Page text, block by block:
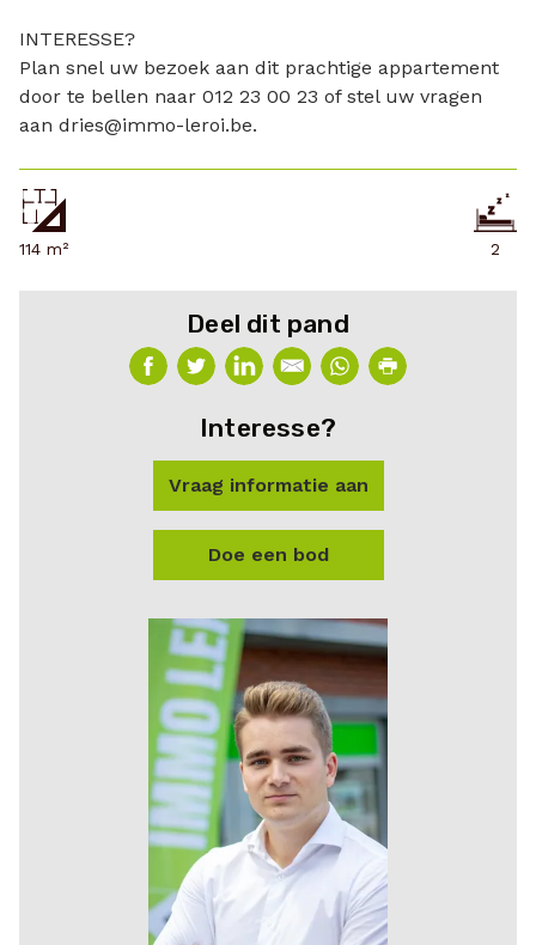
INTERESSE?
Plan snel uw bezoek aan dit prachtige appartement
door te bellen naar 012 23 00 23 of stel uw vragen
aan dries@immo-leroi.be.
114 m² 2
Deel dit pand
Interesse?
Vraag informatie aan
Doe een bod